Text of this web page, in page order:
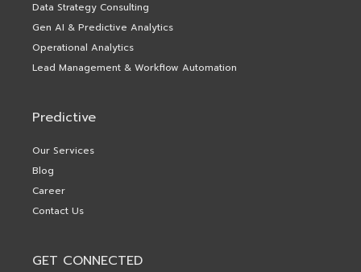
Data Strategy Consulting
Gen AI & Predictive Analytics
Operational Analytics
Lead Management & Workflow Automation
Predictive
Our Services
Blog
Career
Contact Us
GET CONNECTED